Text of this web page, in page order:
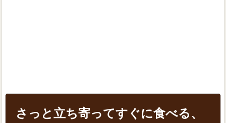
さっと立ち寄ってすぐに食べる、